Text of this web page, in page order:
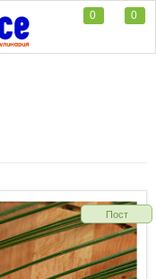
0 0
Пост